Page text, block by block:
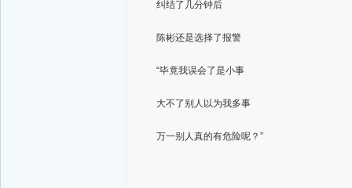
纠结了几分钟后
陈彬还是选择了报警
“毕竟我误会了是小事
大不了别人以为我多事
万一别人真的有危险呢？”